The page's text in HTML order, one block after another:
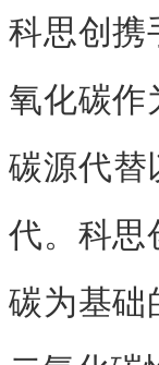
科思创携
氧化碳作
碳源代替
代。科思
碳为基础